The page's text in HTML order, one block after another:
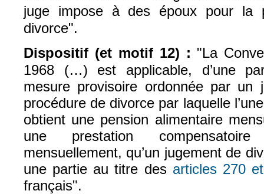
juge impose à des époux pour la
divorce".
Dispositif (et motif 12) : "La
1968 (…) est applicable, d’une
mesure provisoire ordonnée par un
procédure de divorce par laquelle
obtient une pension alimentaire
une prestation
mensuellement, qu’un jugement de
une partie au titre des articles 270
français".